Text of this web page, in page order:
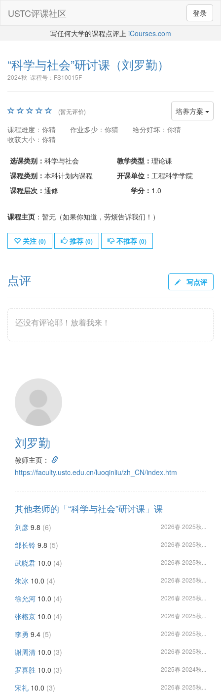
登录
USTC评课社区
写任何大学的课程点评上 iCourses.com
“科学与社会”研讨课 （刘罗勤）
2024秋 课程号：FS10015F
培养方案
(暂无评价)
课程难度：你猜 作业多少：你猜
给分好坏：你猜
收获大小：你猜
选课类别： 科学与社会 教学类型： 理论课
课程类别： 本科计划内课程 开课单位： 工程科学学院
课程层次： 通修 学分： 1.0
课程主页 ：暂无（如果你知道，劳烦告诉我们！）
关注 (0) 推荐 (0) 不推荐 (0)
点评 写点评
还没有评论耶！放着我来！
刘罗勤
教师主页：
https://faculty.ustc.edu.cn/luoqinliu/zh_CN/index.htm
其他老师的「“科学与社会”研讨课」课
刘彦 9.8 (6) 2026春 2025秋...
邹长铃 9.8 (5) 2026春 2025秋...
武晓君 10.0 (4) 2026春 2025秋...
朱冰 10.0 (4) 2026春 2025秋...
徐允河 10.0 (4) 2026春 2025秋...
张榕京 10.0 (4) 2026春 2025秋...
李勇 9.4 (5) 2026春 2025秋...
谢周清 10.0 (3) 2026春 2025秋...
罗喜胜 10.0 (3) 2025春 2024秋...
宋礼 10.0 (3) 2026春 2025秋...